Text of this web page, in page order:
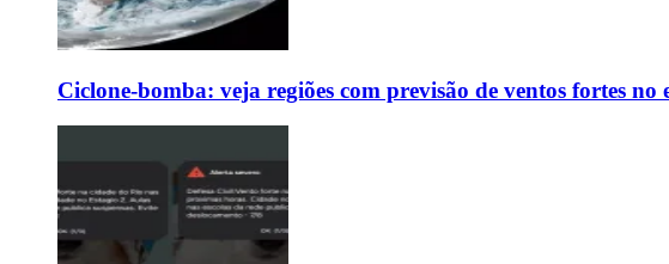
Ciclone-bomba: veja regiões com previsão de ventos fortes no